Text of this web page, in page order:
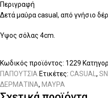
Περιγραφή
Δετά μαύρα casual, από γνήσιο
Ύψος σόλας 4cm.
Κωδικός προϊόντος: 1229
ΠΑΠΟΥΤΣΙΑ Ετικέτες: CASUAL,
ΔΕΡΜΑΤΙΝΑ, ΜΑΥΡΑ